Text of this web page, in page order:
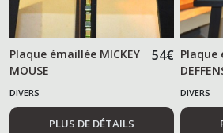
Plaque émaillée MICKEY
MOUSE
54€
DIVERS
PLUS DE DÉTAILS
Plaque
DIVERS